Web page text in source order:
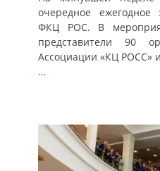
очередное ежегодное
ФКЦ РОС. В
представители 90
Ассоциации «КЦ РОСС»
…